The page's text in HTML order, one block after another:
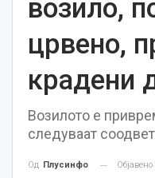
возило,
црвено,
крадени
Возилото е
следуваат
Од Плусинфо Објавено